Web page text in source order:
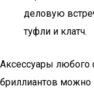
деловую
туфли и клатч.
Аксессуары любого
бриллиантов можно